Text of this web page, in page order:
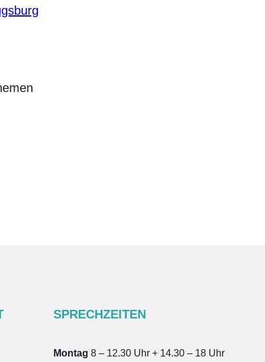
SPRECHZEITEN
Montag 8 – 12.30 Uhr + 14.30 – 18 Uhr